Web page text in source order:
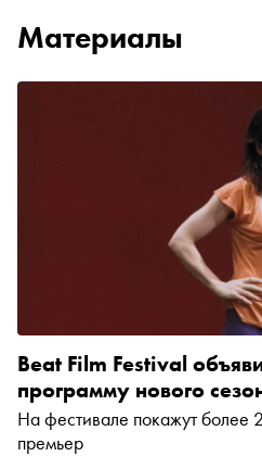
Материалы
Beat Film Festival
программу нового
На фестивале покажут более
премьер